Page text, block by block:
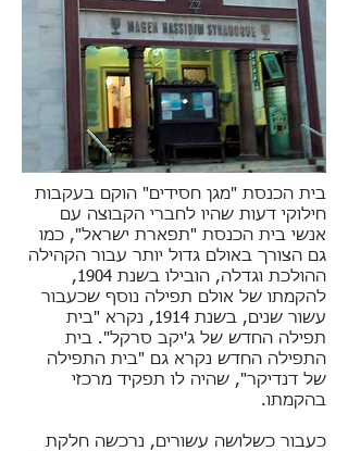
בית הכנסת "מגן חסידים" הוקם בעקבות
חילוקי דעות שהיו לחברי הקבוצה עם
אנשי בית הכנסת "תפארת ישראל", כמו
גם הצורך באולם גדול יותר עבור הקהילה
ההולכת וגדלה, הובילו בשנת 1904,
להקמתו של אולם תפילה נוסף שכעבור
עשור שנים, בשנת 1914, נקרא "בית
תפילה החדש של ג'יקב סרקל". בית
התפילה החדש נקרא גם "בית התפילה
של דנדיקר", שהיה לו תפקיד מרכזי
בהקמתו.
כעבור כשלושה עשורים, נרכשה חלקת